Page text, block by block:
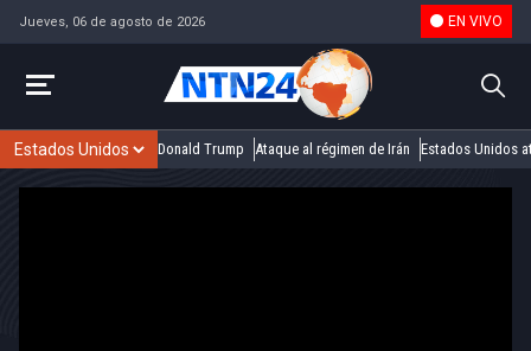
Jueves, 06 de agosto de 2026 EN VIVO
Donald Trump Ataque al régimen de Irán Estados Unidos